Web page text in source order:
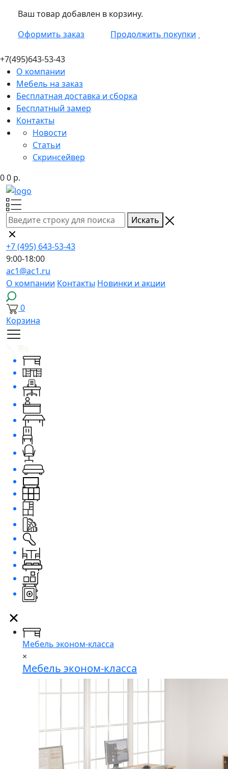
Ваш товар добавлен в корзину.
Оформить заказ
Продолжить покупки
+7(495)643-53-43
О компании
Мебель на заказ
Бесплатная доставка и сборка
Бесплатный замер
Контакты
Новости
Статьи
Скринсейвер
00 р.
Искать
+7 (495) 643-53-43
9:00-18:00
ac1@ac1.ru
О компании Контакты Новинки и акции
0
Корзина
Мебель эконом-класса
×
Мебель эконом-класса